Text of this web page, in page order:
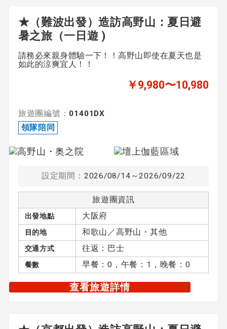
★（難波出發）造訪高野山：夏日避
暑之旅（一日遊 )
請務必來親身體驗一下！！高野山即使在夏天也是
如此的涼爽宜人！！
￥9,980〜10,980
旅遊團編號： 01401DX
領隊陪同
設定期間： 2026/08/14～2026/09/22
旅遊團資訊
出發地點 大阪府
目的地 和歌山／高野山・其他
交通方式 往返：巴士
餐數 早餐：0，午餐：1，晚餐：0
查看旅遊詳情